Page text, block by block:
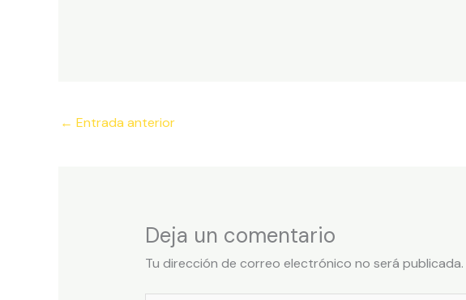
← Entrada anterior
Deja un comentario
Tu dirección de correo electrónico no será publicada.